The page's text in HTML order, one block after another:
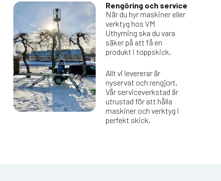
Rengöring och service
När du hyr maskiner eller
verktyg hos VM
Uthyrning ska du vara
säker på att få en
produkt i toppskick.
Allt vi levererar är
nyservat och rengjort.
Vår serviceverkstad är
utrustad för att hålla
maskiner och verktyg i
perfekt skick.